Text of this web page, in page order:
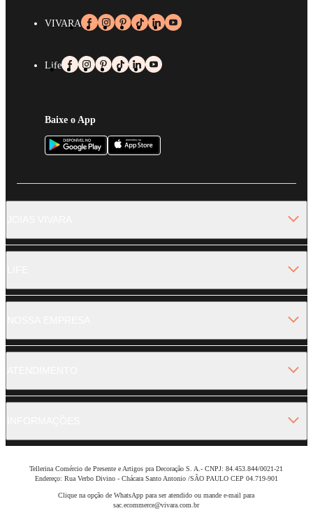
VIVARA
Life
Baixe o App
Tellerina Comércio de Presente e Artigos pra Decoração S. A.- CNPJ: 84.453.844/0021-21
Endereço: Rua Verbo Divino - Chácara Santo Antonio /SÃO PAULO CEP 04.719-901
Clique na opção de WhatsApp para ser atendido ou mande e-mail para
sac.ecommerce@vivara.com.br